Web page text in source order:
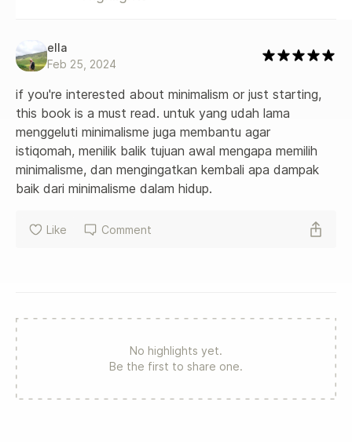
ella
Feb 25, 2024
if you're interested about minimalism or just starting,
this book is a must read. untuk yang udah lama
menggeluti minimalisme juga membantu agar
istiqomah, menilik balik tujuan awal mengapa memilih
minimalisme, dan mengingatkan kembali apa dampak
baik dari minimalisme dalam hidup.
Like Comment
No highlights yet.
Be the first to share one.